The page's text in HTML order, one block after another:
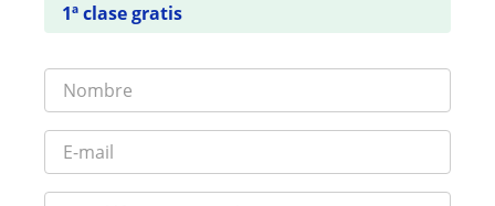
1ª clase gratis